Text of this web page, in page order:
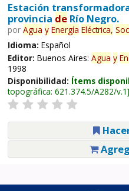
Estación
provincia deRío Negro.
por Agua y Energía Eléctrica,
Idioma: Español
Editor: Buenos Aires: Agua y
1998
Disponibilidad: Ítems
topográfica: 621.374.5/A282/v.1